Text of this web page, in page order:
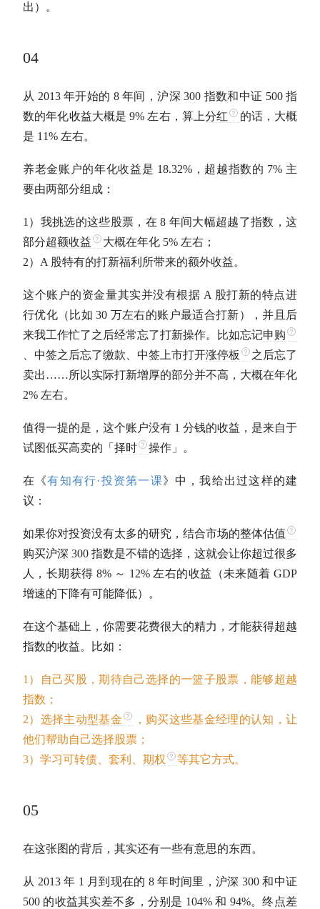
出）。
04
从 2013 年开始的 8 年间，沪深 300 指数和中证 500 指
数的年化收益大概是 9% 左右，算上分红
的话，大概
是 11% 左右。
养老金账户的年化收益是 18.32%，超越指数的 7% 主
要由两部分组成：
1）我挑选的这些股票，在 8 年间大幅超越了指数，这
部分超额收益
大概在年化 5% 左右；
2）A 股特有的打新福利所带来的额外收益。
这个账户的资金量其实并没有根据 A 股打新的特点进
行优化（比如 30 万左右的账户最适合打新），并且后
来我工作忙了之后经常忘了打新操作。比如忘记申购
、中签之后忘了缴款、中签上市打开涨停板
之后忘了
卖出……所以实际打新增厚的部分并不高，大概在年化
2% 左右。
值得一提的是，这个账户没有 1 分钱的收益，是来自于
试图低买高卖的「 择时 操作」。
在《有知有行·投资第一课》中，我给出过这样的建
议：
如果你对投资没有太多的研究，结合市场的整体估值
购买沪深 300 指数是不错的选择，这就会让你超过很多
人，长期获得 8% ～ 12% 左右的收益（未来随着 GDP
增速的下降有可能降低）。
在这个基础上，你需要花费很大的精力，才能获得超越
指数的收益。比如：
1）自己买股，期待自己选择的一篮子股票，能够超越
指数；
2）选择主动型基金
，购买这些基金经理的认知，让
他们帮助自己选择股票；
3）学习可转债、套利、 期权 等其它方式。
05
在这张图的背后，其实还有一些有意思的东西。
从 2013 年 1 月到现在的 8 年时间里，沪深 300 和中证
500 的收益其实差不多，分别是 104% 和 94%。终点差